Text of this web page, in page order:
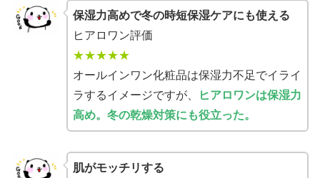
保湿力高めで冬の時短保湿ケアにも使える
ヒアロワン評価
★★★★★
オールインワン化粧品は保湿力不足でイライ
ラするイメージですが、
ヒアロワンは保湿力
高め。冬の乾燥対策にも役立った。
肌がモッチリする